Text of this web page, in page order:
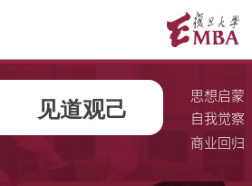
思想启蒙
自我觉察
商业回归